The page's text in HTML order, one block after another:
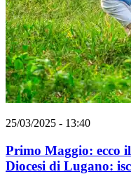
25/03/2025 - 13:40
Primo Maggio: ecco
Diocesi di Lugano: